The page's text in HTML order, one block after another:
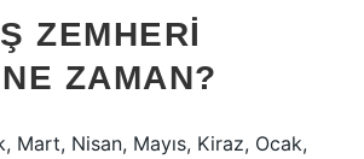
ZEMHERI
ZAMAN?
Mart, Nisan, Mayıs, Kiraz, Ocak,